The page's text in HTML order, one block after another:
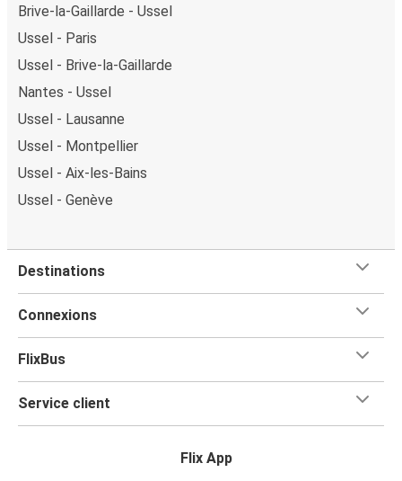
Brive-la-Gaillarde - Ussel
Ussel - Paris
Ussel - Brive-la-Gaillarde
Nantes - Ussel
Ussel - Lausanne
Ussel - Montpellier
Ussel - Aix-les-Bains
Ussel - Genève
Destinations
Connexions
FlixBus
Service client
Flix App